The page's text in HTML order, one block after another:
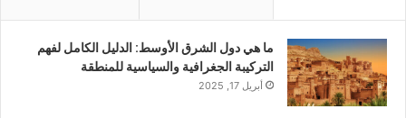
ما هي دول الشرق الأوسط: الدليل الكامل لفهم
التركيبة الجغرافية والسياسية للمنطقة
أبريل 17, 2025